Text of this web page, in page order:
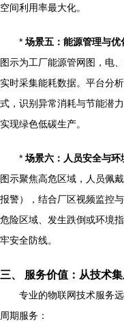
空间利用率最大化。
*场景五：能源管理与优
图示为工厂能源管网图，电
实时采集能耗数据。平台分
式，识别异常消耗与节能潜
实现绿色低碳生产。
*场景六：人员安全与环
图示聚焦高危区域，人员佩
报警），结合厂区视频监控
危险区域、发生跌倒或环境
牢安全防线。
三、 服务价值：从技术
专业的物联网技术服务
周期服务：